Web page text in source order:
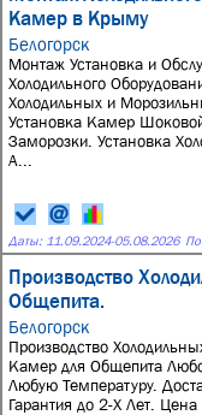
Камер в Крыму
Белогорск
Монтаж Установка и
Холодильного
Холодильных и
Установка Камер
Заморозки. Установка
А...
Даты: 11.09.2024-05.08.2026
Производство
Общепита.
Белогорск
Производство
Камер для Общепита
Любую Температуру.
Гарантия до 2-Х Лет. Цена